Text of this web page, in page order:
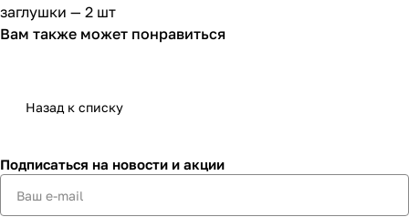
заглушки — 2 шт
Вам также может понравиться
Назад к списку
Подписаться на новости и акции